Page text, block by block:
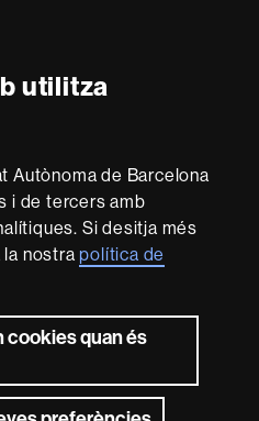
utilitza
Autònoma de Barcelona
i de tercers amb
Si desitja més
la nostrapolítica de
cookies quan és
de l'excel·lència
in
Research
-
Euraxess
de
Mapa del web UAB